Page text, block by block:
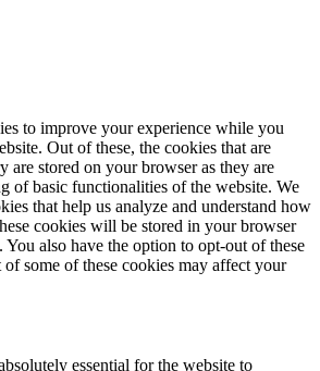
to improve your experience while you
Out of these, the cookies that are
are stored on your browser as they are
of basic functionalities of the website. We
that help us analyze and understand how
cookies will be stored in your browser
also have the option to opt-out of these
some of these cookies may affect your
essential for the website to